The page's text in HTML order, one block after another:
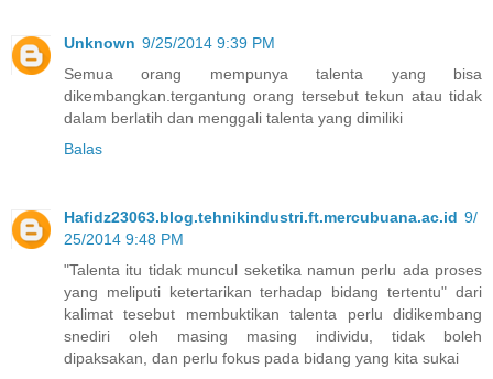
Unknown 9/25/2014 9:39 PM
Semua orang mempunya talenta yang bisa
dikembangkan.tergantung orang tersebut tekun atau tidak
dalam berlatih dan menggali talenta yang dimiliki
Balas
Hafidz23063.blog.tehnikindustri.ft.mercubuana.ac.id 9/
25/2014 9:48 PM
"Talenta itu tidak muncul seketika namun perlu ada proses
yang meliputi ketertarikan terhadap bidang tertentu" dari
kalimat tesebut membuktikan talenta perlu didikembang
snediri oleh masing masing individu, tidak boleh
dipaksakan, dan perlu fokus pada bidang yang kita sukai